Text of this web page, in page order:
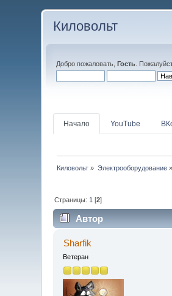
Киловольт
Добро пожаловать,Гость .
Начало YouTube
Киловольт » Электрооборудование»
Страницы: 1 [2]
Автор
Sharfik
Ветеран